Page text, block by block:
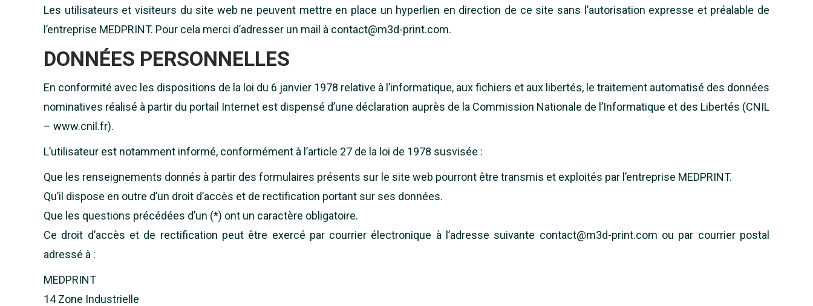
Les utilisateurs et visiteurs du site web ne peuvent mettre en place un hyperlien en direction de ce site sans l’autorisation expresse et préalable de
l’entreprise MEDPRINT. Pour cela merci d’adresser un mail à contact@m3d-print.com.
DONNÉES PERSONNELLES
En conformité avec les dispositions de la loi du 6 janvier 1978 relative à l’informatique, aux fichiers et aux libertés, le traitement automatisé des données
nominatives réalisé à partir du portail Internet est dispensé d’une déclaration auprès de la Commission Nationale de l’Informatique et des Libertés (CNIL
– www.cnil.fr).
L’utilisateur est notamment informé, conformément à l’article 27 de la loi de 1978 susvisée :
Que les renseignements donnés à partir des formulaires présents sur le site web pourront être transmis et exploités par l’entreprise MEDPRINT.
Qu’il dispose en outre d’un droit d’accès et de rectification portant sur ses données.
Que les questions précédées d’un (*) ont un caractère obligatoire.
Ce droit d’accès et de rectification peut être exercé par courrier électronique à l’adresse suivante contact@m3d-print.com ou par courrier postal
adressé à :
MEDPRINT
14 Zone Industrielle